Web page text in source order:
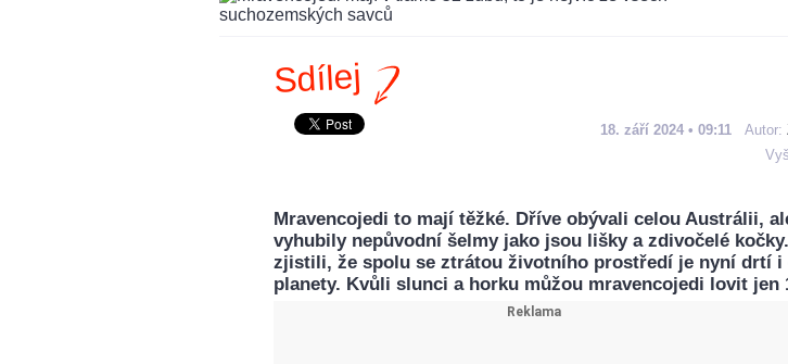
Sdílej
18. září 2024 • 09:11 Autor:
Mravencojedi to mají těžké. Dříve obývali celou Austrálii,
vyhubily nepůvodní šelmy jako jsou lišky a zdivočelé
zjistili, že spolu se ztrátou životního prostředí je nyní drtí i
planety. Kvůli slunci a horku můžou mravencojedi lovit jen